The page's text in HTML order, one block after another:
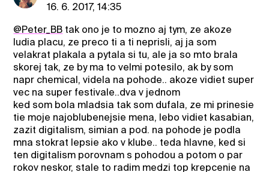
16. 6. 2017, 14:35
@Peter_BB tak ono je to mozno aj tym, ze akoze
ludia placu, ze preco ti a ti neprisli, aj ja som
velakrat plakala a pytala si tu, ale ja so mto brala
skorej tak, ze by ma to velmi potesilo, ak by som
napr chemical, videla na pohode.. akoze vidiet super
vec na super festivale..dva v jednom
ked som bola mladsia tak som dufala, ze mi prinesie
tie moje najoblubenejsie mena, lebo vidiet kasabian,
zazit digitalism, simian a pod. na pohode je podla
mna stokrat lepsie ako v klube.. teda hlavne, ked si
ten digitalism porovnam s pohodou a potom o par
rokov neskor, stale to radim medzi top krepcenie na